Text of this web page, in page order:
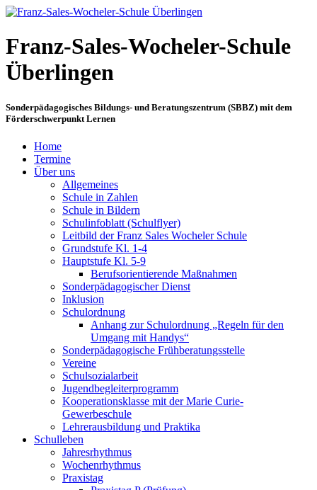
Franz-Sales-Wocheler-Schule
Überlingen
Sonderpädagogisches Bildungs- und Beratungszentrum (SBBZ) mit dem
Förderschwerpunkt Lernen
Home
Termine
Über uns
Allgemeines
Schule in Zahlen
Schule in Bildern
Schulinfoblatt (Schulflyer)
Leitbild der Franz Sales Wocheler Schule
Grundstufe Kl. 1-4
Hauptstufe Kl. 5-9
Berufsorientierende Maßnahmen
Sonderpädagogischer Dienst
Inklusion
Schulordnung
Anhang zur Schulordnung „Regeln für den
Umgang mit Handys“
Sonderpädagogische Frühberatungsstelle
Vereine
Schulsozialarbeit
Jugendbegleiterprogramm
Kooperationsklasse mit der Marie Curie-
Gewerbeschule
Lehrerausbildung und Praktika
Schulleben
Jahresrhythmus
Wochenrhythmus
Praxistag